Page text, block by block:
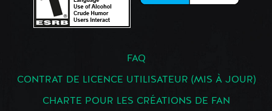
FAQ
CONTRAT DE LICENCE UTILISATEUR (MIS À JOUR)
CHARTE POUR LES CRÉATIONS DE FAN